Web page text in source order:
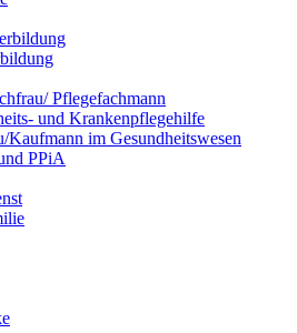
Pflegefachmann
und Krankenpflegehilfe
Kaufmann im Gesundheitswesen
PPiA